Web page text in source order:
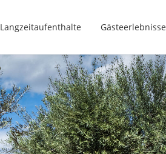
Langzeitaufenthalte Gästeerlebnisse